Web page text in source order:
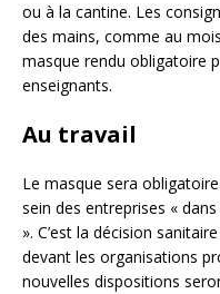
ou à la cantine. Les
des mains, comme au
masque rendu obligatoire
enseignants.
Au travail
Le masque sera
sein des entreprises «
». C’est la décision
devant les organisations
nouvelles dispositions